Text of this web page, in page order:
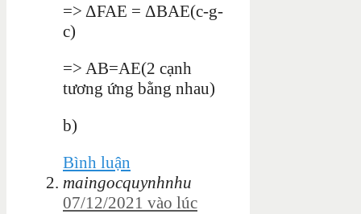
=> ΔFAE = ΔBAE(c-g-
c)
=> AB=AE(2 cạnh
tương ứng bằng nhau)
b)
Bình luận
maingocquynhnhu
07/12/2021 vào lúc